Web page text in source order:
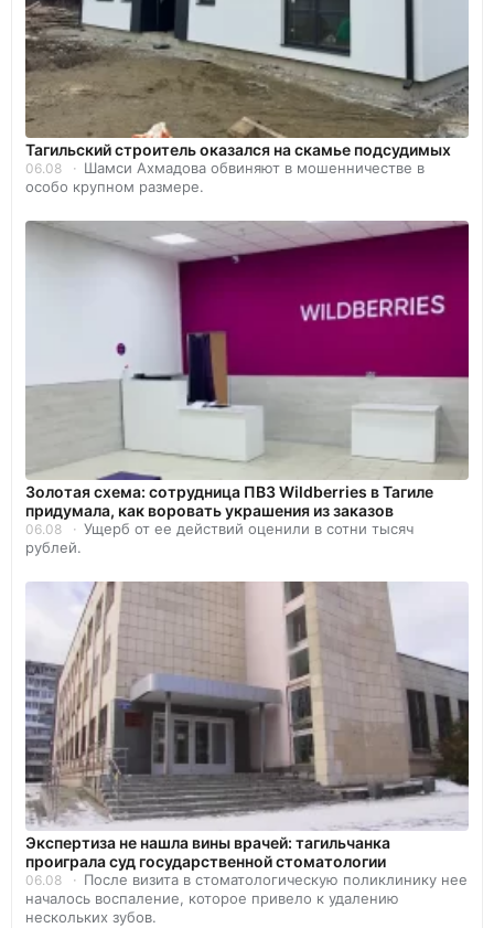
Тагильский строитель оказался на скамье подсудимых
06.08
Шамси Ахмадова обвиняют в мошенничестве в
особо крупном размере.
Золотая схема: сотрудница ПВЗ Wildberries в Тагиле
придумала, как воровать украшения из заказов
06.08
Ущерб от ее действий оценили в сотни тысяч
рублей.
Экспертиза не нашла вины врачей: тагильчанка
проиграла суд государственной стоматологии
06.08
После визита в стоматологическую поликлинику нее
началось воспаление, которое привело к удалению
нескольких зубов.